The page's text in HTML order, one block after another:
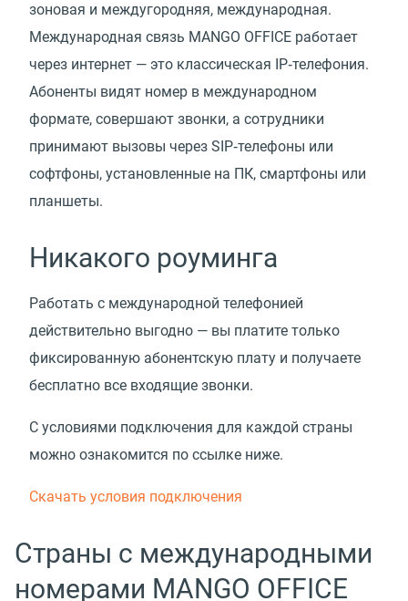
зоновая и междугородняя, международная.
Международная связь MANGO OFFICE работает
через интернет — это классическая IP‑телефония.
Абоненты видят номер в международном
формате, совершают звонки, а сотрудники
принимают вызовы через SIP‑телефоны или
софтфоны, установленные на ПК, смартфоны или
планшеты.
Никакого роуминга
Работать с международной телефонией
действительно выгодно — вы платите только
фиксированную абонентскую плату и получаете
бесплатно все входящие звонки.
С условиями подключения для каждой страны
можно ознакомится по ссылке ниже.
Скачать условия подключения
Страны с международными
номерами MANGO OFFICE